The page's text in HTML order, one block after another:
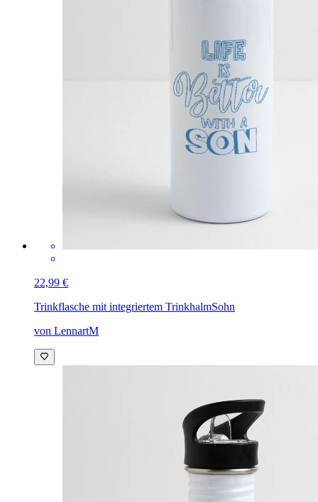
22,99 €
Trinkflasche mit integriertem TrinkhalmSohn
von LennartM